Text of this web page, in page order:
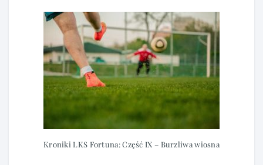
Kroniki LKS Fortuna: Część IX – Burzliwa wiosna